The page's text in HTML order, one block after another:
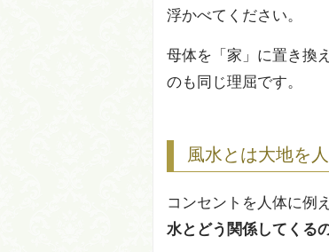
浮かべてください。
母体を「家」に置き換
のも同じ理屈です。
風水とは大地を
コンセントを人体に例
水とどう関係してくる